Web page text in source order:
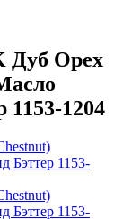
Дуб Орех
1153-1204